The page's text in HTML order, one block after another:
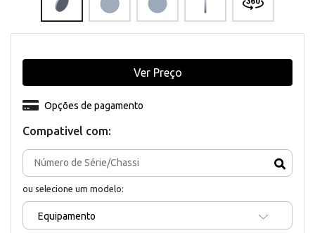
Compativel com:
ou selecione um modelo:
Equipamento
Opções de pagamento
Ver Preço